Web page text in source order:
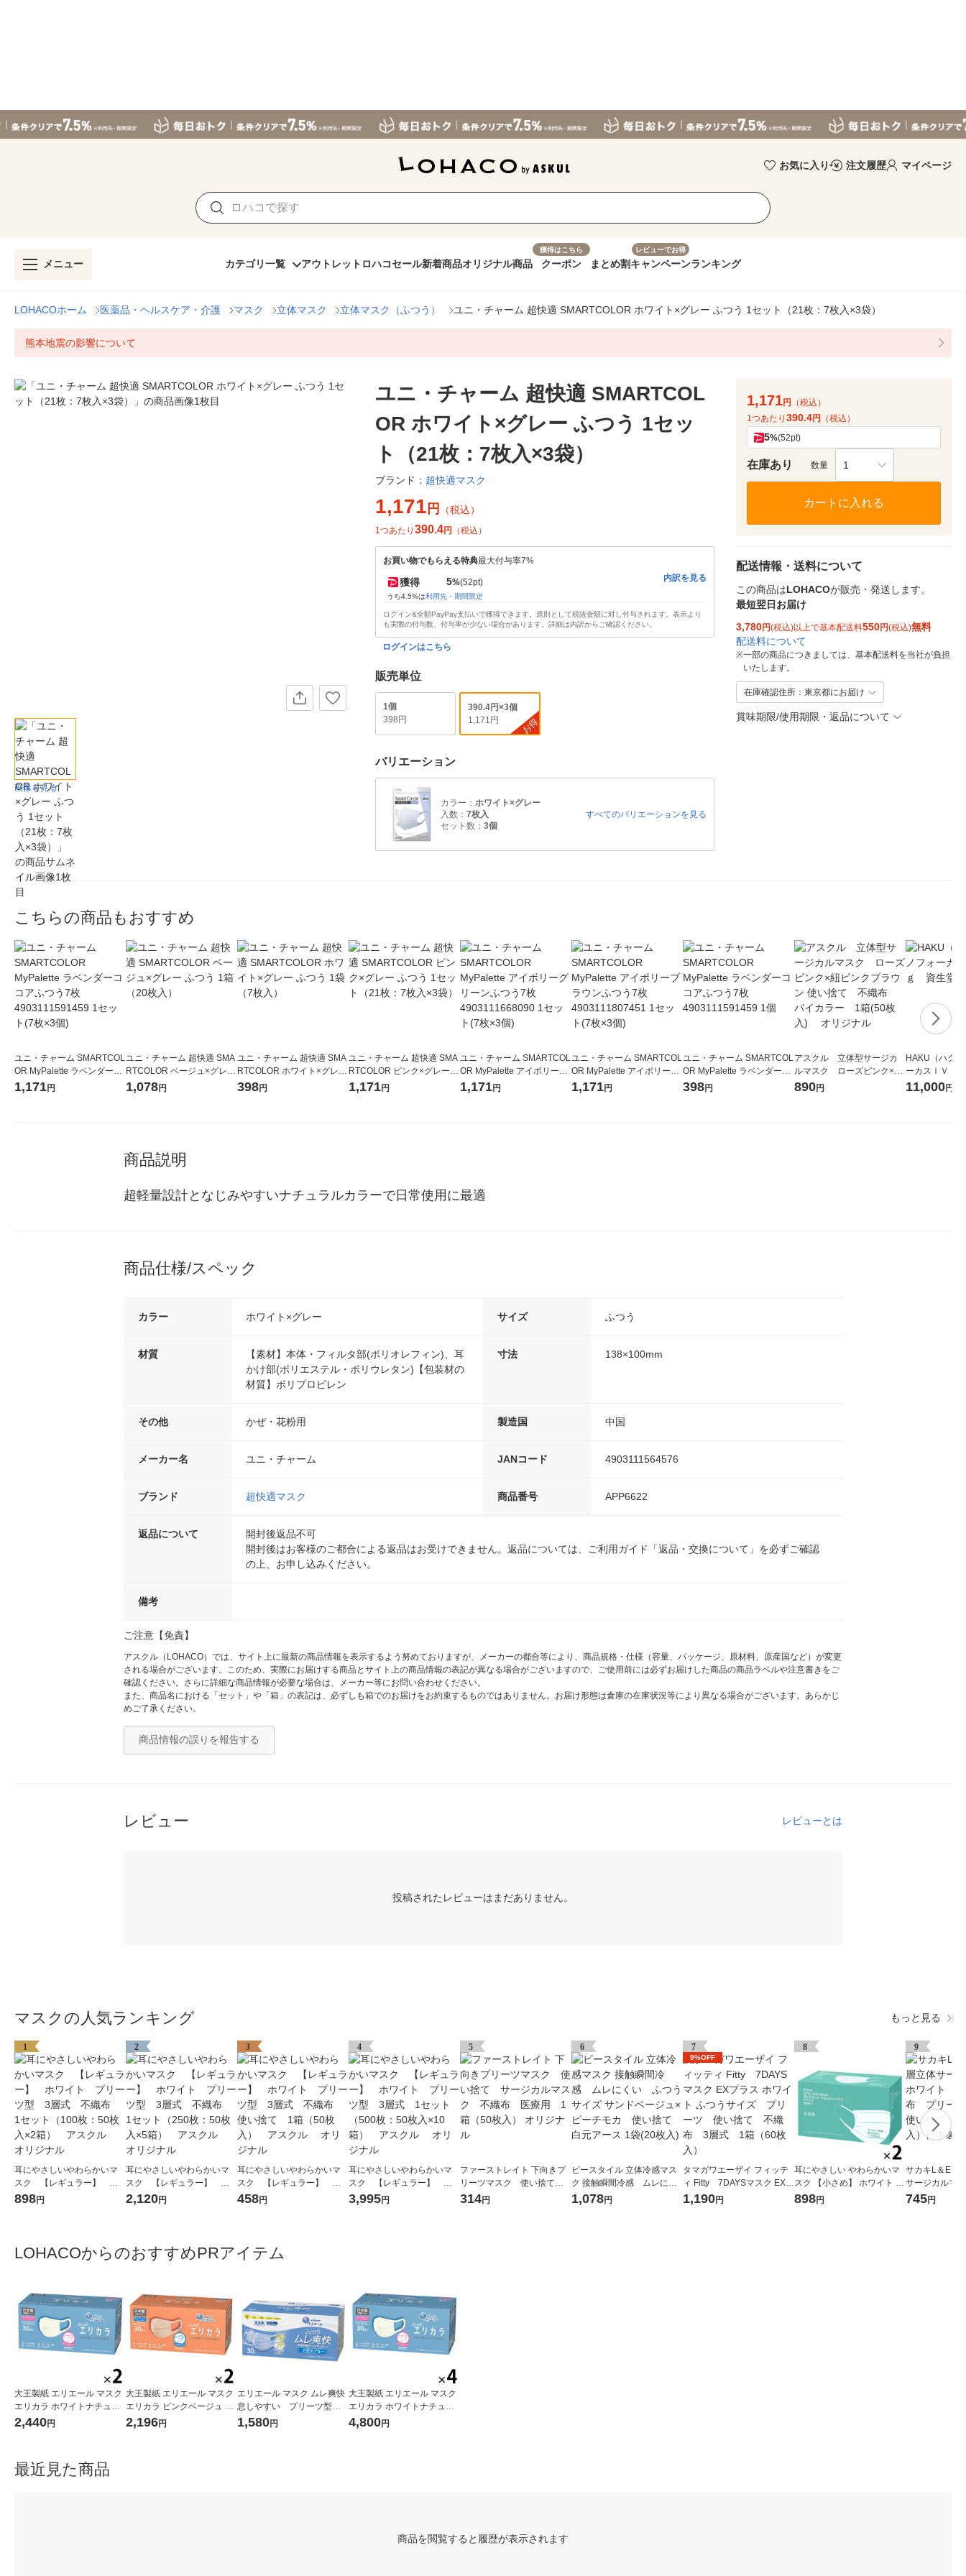
お気に入り 注文履歴 マイページ
メニュー カテゴリ一覧 アウトレット ロハコセール新着商品オリジナル商品
獲得はこちら
クーポン まとめ割
レビューでお得
キャンペーンランキング
LOHACOホーム 医薬品・ヘルスケア・介護 マスク 立体マスク 立体マスク（ふつう） ユニ・チャーム 超快適 SMARTCOLOR ホワイト×グレー ふつう 1セット（21枚：7枚入×3袋）
熊本地震の影響について
画像を見る
ユニ・チャーム 超快適 SMARTCOL
OR ホワイト×グレー ふつう 1セッ
ト（21枚：7枚入×3袋）
ブランド： 超快適マスク
1,171 円 （税込）
1つあたり 390.4円 （税込）
お買い物でもらえる特典最大付与率7%
獲得 5%(52pt)
うち4.5%は利用先・期間限定
内訳を見る
ログイン&全額PayPay支払いで獲得できます。原則として税抜金額に対し付与されます。表示より
も実際の付与数、付与率が少ない場合があります。詳細は内訳からご確認ください。
ログインはこちら
販売単位
1個
398円
390.4円×3個
1,171円
お得
バリエーション
カラー： ホワイト×グレー
入数： 7枚入
セット数： 3個
すべてのバリエーションを見る
1,171円
（税込）
1つあたり 390.4円 （税込）
5%(52pt)
在庫あり 数量 1
カートに入れる
配送情報・送料について
この商品はLOHACOが販売・発送します。
最短翌日お届け
3,780円(税込)以上で基本配送料550円(税込)無料
配送料について
※一部の商品につきましては、基本配送料を当社が負担
いたします。
在庫確認住所：東京都にお届け
賞味期限/使用期限・返品について
こちらの商品もおすすめ
ユニ・チャーム SMARTCOL
OR MyPalette ラベンダーコ
コアふつう7枚 4903111591
1,171円
ユニ・チャーム 超快適 SMA
RTCOLOR ベージュ×グレー
ふつう 1箱（20枚入）
1,078円
ユニ・チャーム 超快適 SMA
RTCOLOR ホワイト×グレー
ふつう 1袋（7枚入）
398円
ユニ・チャーム 超快適 SMA
RTCOLOR ピンク×グレー
ふつう 1セット（21枚：7枚
1,171円
ユニ・チャーム SMARTCOL
OR MyPalette アイボリーグ
リーンふつう7枚 49031116
1,171円
ユニ・チャーム SMARTCOL
OR MyPalette アイボリーブ
ラウンふつう7枚 49031118
1,171円
ユニ・チャーム SMARTCOL
OR MyPalette ラベンダーコ
コアふつう7枚 4903111591
398円
アスクル 立体型サージカ
ルマスク ローズピンク×紐
ピンクブラウン 使い捨て
890円
HAKU（ハク
ーカスＩＶ
堂 おまけ付き
11,000円
商品説明
超軽量設計となじみやすいナチュラルカラーで日常使用に最適
商品仕様/スペック
カラー ホワイト×グレー サイズ ふつう
材質
【素材】本体・フィルタ部(ポリオレフィン)、耳
かけ部(ポリエステル・ポリウレタン)【包装材の
材質】ポリプロピレン
寸法 138×100mm
その他 かぜ・花粉用 製造国 中国
メーカー名 ユニ・チャーム JANコード 4903111564576
ブランド 超快適マスク 商品番号 APP6622
返品について
開封後返品不可
開封後はお客様のご都合による返品はお受けできません。返品については、ご利用ガイド「返品・交換について」を必ずご確認
の上、お申し込みください。
備考
ご注意【免責】
アスクル（LOHACO）では、サイト上に最新の商品情報を表示するよう努めておりますが、メーカーの都合等により、商品規格・仕様（容量、パッケージ、原材料、原産国など）が変更
される場合がございます。このため、実際にお届けする商品とサイト上の商品情報の表記が異なる場合がございますので、ご使用前には必ずお届けした商品の商品ラベルや注意書きをご
確認ください。さらに詳細な商品情報が必要な場合は、メーカー等にお問い合わせください。
また、商品名における「セット」や「箱」の表記は、必ずしも箱でのお届けをお約束するものではありません。お届け形態は倉庫の在庫状況等により異なる場合がございます。あらかじ
めご了承ください。
商品情報の誤りを報告する
レビュー レビューとは
投稿されたレビューはまだありません。
マスクの人気ランキング もっと見る
1
耳にやさしいやわらかいマ
スク 【レギュラー】 ホ
ワイト プリーツ型 3層
898円
2
耳にやさしいやわらかいマ
スク 【レギュラー】 ホ
ワイト プリーツ型 3層
2,120円
3
耳にやさしいやわらかいマ
スク 【レギュラー】 ホ
ワイト プリーツ型 3層
458円
4
耳にやさしいやわらかいマ
スク 【レギュラー】 ホ
ワイト プリーツ型 3層
3,995円
5
ファーストレイト 下向きプ
リーツマスク 使い捨て
サージカルマスク 不織
314円
6
ビースタイル 立体冷感マス
ク 接触瞬間冷感 ムレにく
い ふつうサイズ サンドベ
1,078円
7
9%OFF
タマガワエーザイ フィッテ
ィ Fitty 7DAYSマスク EXプ
ラス ホワイト ふつうサイ
1,190円
8
耳にやさしい やわらかいマ
スク 【小さめ】 ホワイト サ
ージカル 3層式 １セット
898円
9
サカキL＆Eワ
サージカルマ
ト 個包装
745円
LOHACOからのおすすめPRアイテム
大王製紙 エリエール マスク
エリカラ ホワイトナチュラ
ル ふつうサイズ 1セット（3
2,440円
大王製紙 エリエール マスク
エリカラ ピンクベージュ ふ
つうサイズ 1セット（30枚
2,196円
エリエール マスク ムレ爽快
息しやすい プリーツ型
幅広耳ゴム アイスブル- ふ
1,580円
大王製紙 エリエール マスク
エリカラ ホワイトナチュラ
ル ふつうサイズ 1セット（3
4,800円
最近見た商品
商品を閲覧すると履歴が表示されます